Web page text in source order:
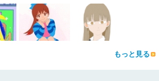
もっと見る